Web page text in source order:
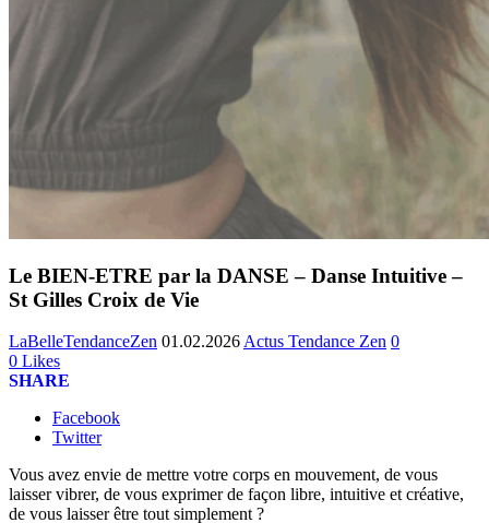
Le BIEN-ETRE par la DANSE – Danse Intuitive –
St Gilles Croix de Vie
LaBelleTendanceZen 01.02.2026Actus Tendance Zen 0
0 Likes
SHARE
Facebook
Twitter
Vous avez envie de mettre votre corps en mouvement, de vous
laisser vibrer, de vous exprimer de façon libre, intuitive et créative,
de vous laisser être tout simplement ?